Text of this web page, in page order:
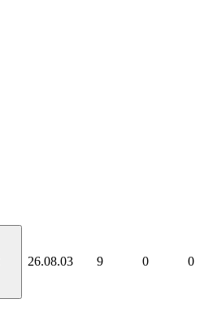
26.08.03 9 0 0